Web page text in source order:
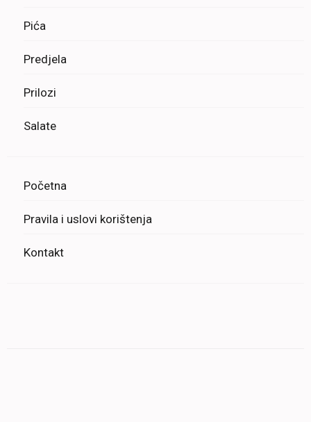
Pića
Predjela
Prilozi
Salate
Početna
Pravila i uslovi korištenja
Kontakt